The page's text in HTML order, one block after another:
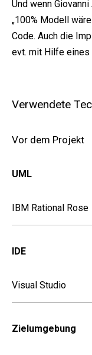
Und wenn
„100% Modell
Code. Auch die
evt. mit Hilfe
Verwendete
Vor dem Projekt
UML
IBM Rational Rose
IDE
Visual Studio
Zielumgebung